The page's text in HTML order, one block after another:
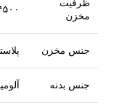
ظرفیت
مخزن
۴۵۰۰
جنس مخزن
جنس بدنه